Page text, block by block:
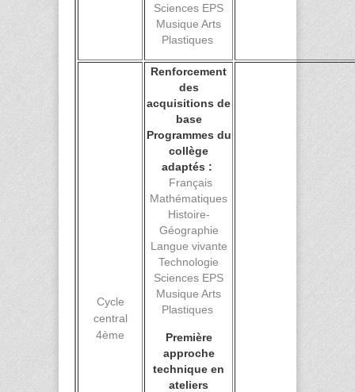
Sciences EPS
Musique Arts
Plastiques
Cycle
central
4ème
Renforcement
des
acquisitions de
base
Programmes du
collège
adaptés :
Français
Mathématiques
Histoire-
Géographie
Langue vivante
Technologie
Sciences EPS
Musique Arts
Plastiques
Première
approche
technique en
ateliers